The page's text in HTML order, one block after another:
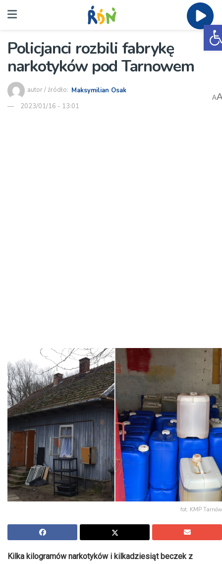
Policjanci rozbili fabrykę
narkotyków pod Tarnowem
autor / źródło: Maksymilian Osak
2023/01/16 - 13:01
A
fot. KMP Tarnów
Kilka kilogramów narkotyków i kilkadziesiąt beczek z